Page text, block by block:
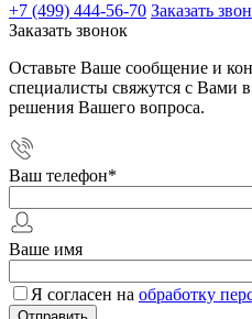
+7 (499) 444-56-70 Заказать
Заказать звонок
Оставьте Ваше сообщение и
специалисты свяжутся с Вами
решения Вашего вопроса.
Ваш телефон*
Ваше имя
Я согласен на обработку